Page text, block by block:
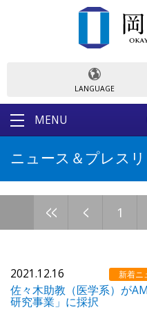
LANGUAGE
MENU
ニュース＆プレス
<< < 1
2021.12.16 新着ニ
佐々木助教（医学系）が
研究事業」に採択